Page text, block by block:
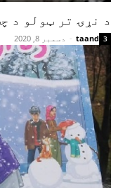
د نړۍ تر ټولو د
taand
- دسمبر 8, 2020 3